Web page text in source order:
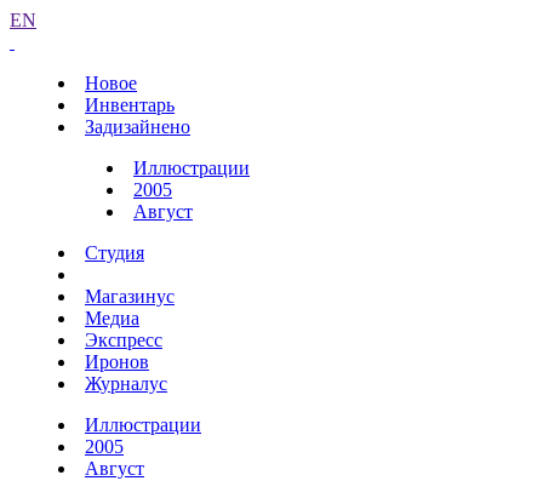
EN
Новое
Инвентарь
Задизайнено
Иллюстрации
2005
Август
Студия
Магазинус
Медиа
Экспресс
Иронов
Журналус
Иллюстрации
2005
Август